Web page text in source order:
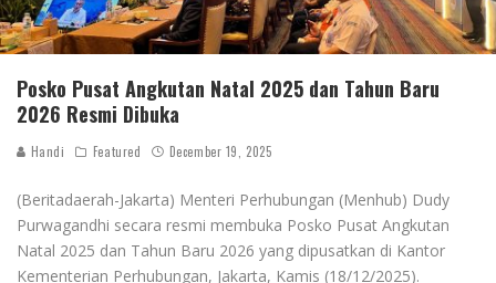
Posko Pusat Angkutan Natal 2025 dan Tahun Baru
2026 Resmi Dibuka
Handi Featured December 19, 2025
(Beritadaerah-Jakarta) Menteri Perhubungan (Menhub) Dudy
Purwagandhi secara resmi membuka Posko Pusat Angkutan
Natal 2025 dan Tahun Baru 2026 yang dipusatkan di Kantor
Kementerian Perhubungan, Jakarta, Kamis (18/12/2025).